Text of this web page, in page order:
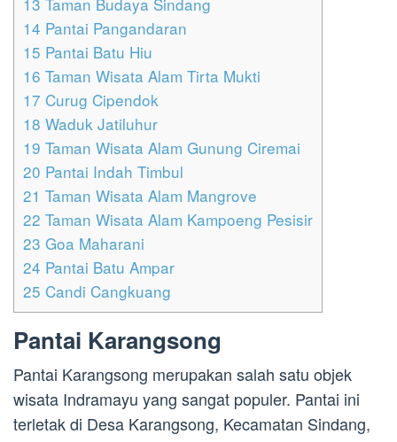
14 Pantai Pangandaran
15 Pantai Batu Hiu
16 Taman Wisata Alam Tirta Mukti
17 Curug Cipendok
18 Waduk Jatiluhur
19 Taman Wisata Alam Gunung Ciremai
20 Pantai Indah Timbul
21 Taman Wisata Alam Mangrove
22 Taman Wisata Alam Kampoeng Pesisir
23 Goa Maharani
24 Pantai Batu Ampar
25 Candi Cangkuang
Pantai Karangsong
Pantai Karangsong merupakan salah satu objek
wisata Indramayu yang sangat populer. Pantai ini
terletak di Desa Karangsong, Kecamatan Sindang,